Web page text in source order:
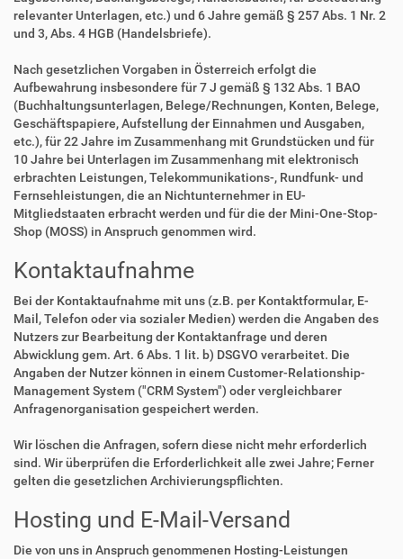
relevanter Unterlagen, etc.) und 6 Jahre gemäß § 257 Abs. 1 Nr. 2
und 3, Abs. 4 HGB (Handelsbriefe).
Nach gesetzlichen Vorgaben in Österreich erfolgt die
Aufbewahrung insbesondere für 7 J gemäß § 132 Abs. 1 BAO
(Buchhaltungsunterlagen, Belege/Rechnungen, Konten, Belege,
Geschäftspapiere, Aufstellung der Einnahmen und Ausgaben,
etc.), für 22 Jahre im Zusammenhang mit Grundstücken und für
10 Jahre bei Unterlagen im Zusammenhang mit elektronisch
erbrachten Leistungen, Telekommunikations-, Rundfunk- und
Fernsehleistungen, die an Nichtunternehmer in EU-
Mitgliedstaaten erbracht werden und für die der Mini-One-Stop-
Shop (MOSS) in Anspruch genommen wird.
Kontaktaufnahme
Bei der Kontaktaufnahme mit uns (z.B. per Kontaktformular, E-
Mail, Telefon oder via sozialer Medien) werden die Angaben des
Nutzers zur Bearbeitung der Kontaktanfrage und deren
Abwicklung gem. Art. 6 Abs. 1 lit. b) DSGVO verarbeitet. Die
Angaben der Nutzer können in einem Customer-Relationship-
Management System ("CRM System") oder vergleichbarer
Anfragenorganisation gespeichert werden.
Wir löschen die Anfragen, sofern diese nicht mehr erforderlich
sind. Wir überprüfen die Erforderlichkeit alle zwei Jahre; Ferner
gelten die gesetzlichen Archivierungspflichten.
Hosting und E-Mail-Versand
Die von uns in Anspruch genommenen Hosting-Leistungen